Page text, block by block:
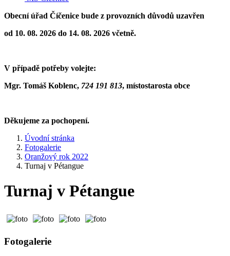
Obecní úřad Číčenice bude z provozních důvodů uzavřen
od 10. 08. 2026 do 14. 08. 2026 včetně.
V případě potřeby volejte:
Mgr. Tomáš Koblenc, 724 191 813, místostarosta obce
Děkujeme za pochopení.
Úvodní stránka
Fotogalerie
Oranžový rok 2022
Turnaj v Pétangue
Turnaj v Pétangue
Fotogalerie